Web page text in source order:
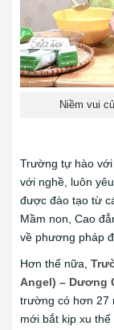
Niềm vui
Trường tự hào
với nghề, luôn
được đào tạo từ
Mầm non, Cao
về phương pháp
Hơn thế nữa,
Angel) – Dương
trường có hơn 27
mới bắt kịp xu